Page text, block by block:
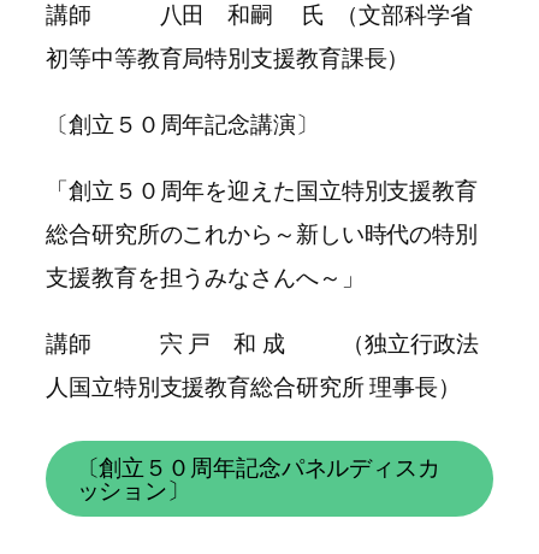
講師 八田 和嗣 氏 （文部科学省
初等中等教育局特別支援教育課長）
〔創立５０周年記念講演〕
「創立５０周年を迎えた国立特別支援教育
総合研究所のこれから～新しい時代の特別
支援教育を担うみなさんへ～」
講師 宍 戸 和 成 （独立行政法
人国立特別支援教育総合研究所 理事長）
〔創立５０周年記念パネルディスカ
ッション〕